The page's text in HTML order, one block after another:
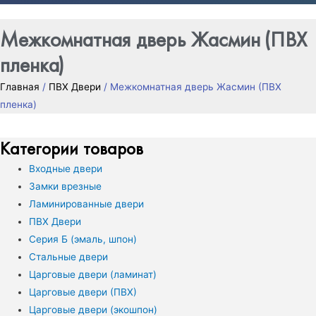
Межкомнатная дверь Жасмин (ПВХ
пленка)
Главная / ПВХ Двери / Межкомнатная дверь Жасмин (ПВХ
пленка)
Категории товаров
Входные двери
Замки врезные
Ламинированные двери
ПВХ Двери
Серия Б (эмаль, шпон)
Стальные двери
Царговые двери (ламинат)
Царговые двери (ПВХ)
Царговые двери (экошпон)